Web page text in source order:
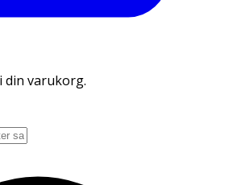
din varukorg.